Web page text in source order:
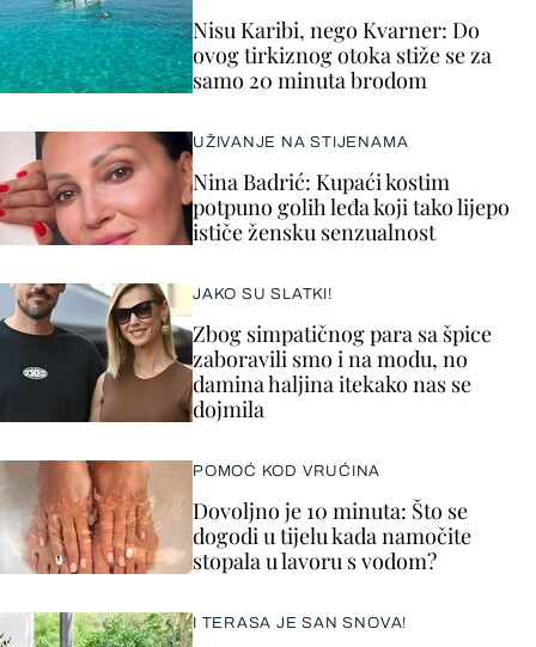
Nisu Karibi, nego Kvarner: Do
ovog tirkiznog otoka stiže se za
samo 20 minuta brodom
UŽIVANJE NA STIJENAMA
Nina Badrić: Kupaći kostim
potpuno golih leđa koji tako lijepo
ističe žensku senzualnost
JAKO SU SLATKI!
Zbog simpatičnog para sa špice
zaboravili smo i na modu, no
damina haljina itekako nas se
dojmila
POMOĆ KOD VRUĆINA
Dovoljno je 10 minuta: Što se
dogodi u tijelu kada namočite
stopala u lavoru s vodom?
I TERASA JE SAN SNOVA!